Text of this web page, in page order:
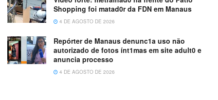
Shopping foi matad0r da FDN em Manaus
4 DE AGOSTO DE 2026
Repórter de Manaus denunc1a uso não
autorizado de fotos ínt1mas em site adult0 e
anuncia processo
4 DE AGOSTO DE 2026